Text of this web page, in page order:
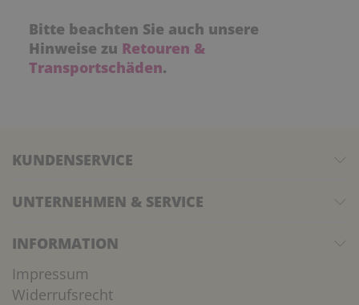
Bitte beachten Sie auch unsere
Hinweise zu Retouren &
Transportschäden.
KUNDENSERVICE
UNTERNEHMEN & SERVICE
INFORMATION
Impressum
Widerrufsrecht